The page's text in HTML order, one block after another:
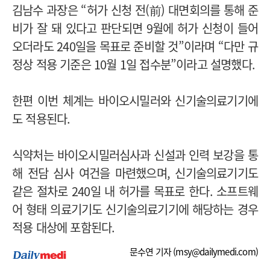
김남수 과장은 “허가 신청 전(前) 대면회의를 통해 준
비가 잘 돼 있다고 판단되면 9월에 허가 신청이 들어
오더라도 240일을 목표로 준비할 것”이라며 “다만 규
정상 적용 기준은 10월 1일 접수분”이라고 설명했다.
한편 이번 체계는 바이오시밀러와 신기술의료기기에
도 적용된다.
식약처는 바이오시밀러심사과 신설과 인력 보강을 통
해 전담 심사 여건을 마련했으며, 신기술의료기기도
같은 절차로 240일 내 허가를 목표로 한다. 소프트웨
어 형태 의료기기도 신기술의료기기에 해당하는 경우
적용 대상에 포함된다.
문수연 기자 (msy@dailymedi.com)